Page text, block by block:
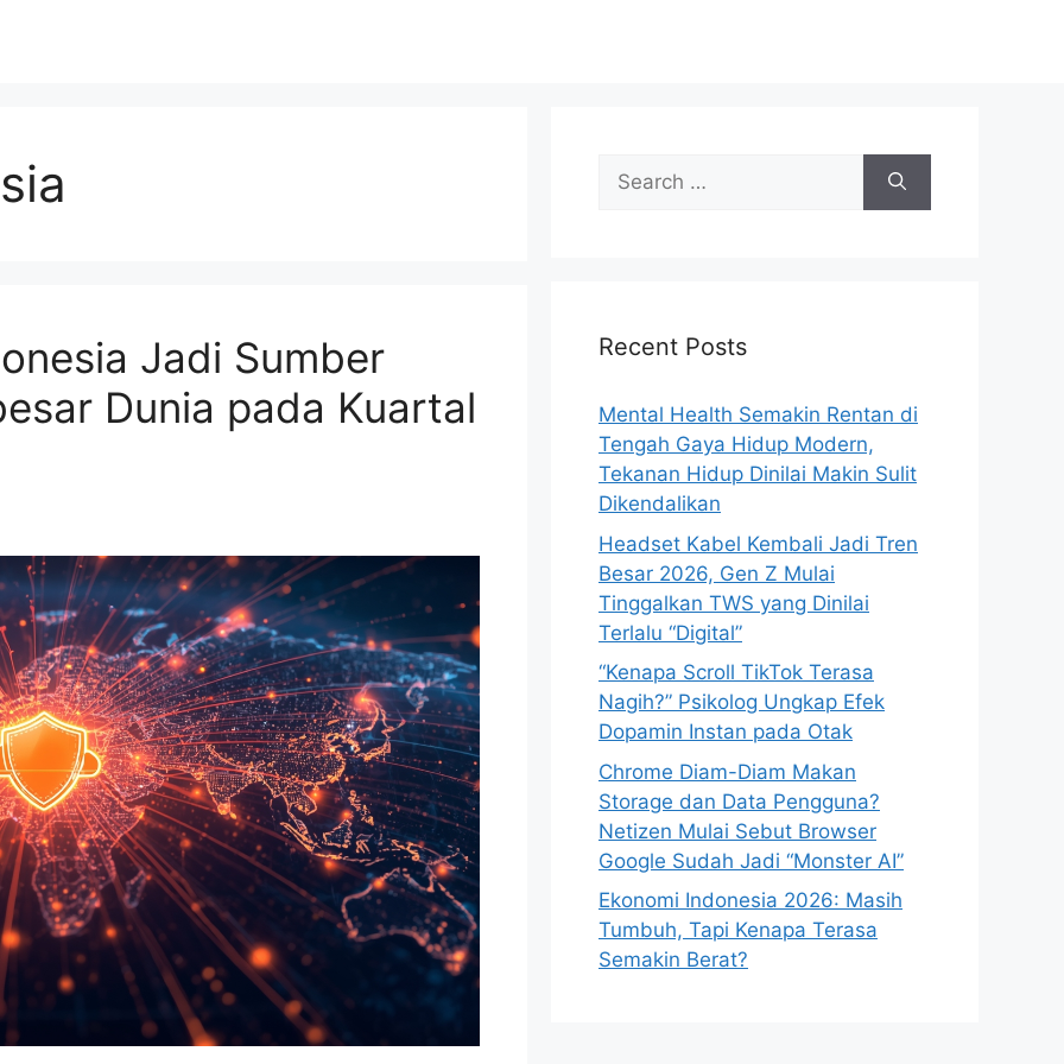
Jadi Sumber
Dunia pada Kuartal
f
r
:
Recent Posts
Mental Health Semakin Rentan di
Tengah Gaya Hidup Modern,
Tekanan Hidup Dinilai Makin Sulit
Dikendalikan
Headset Kabel Kembali Jadi Tren
Besar 2026, Gen Z Mulai
Tinggalkan TWS yang Dinilai
Terlalu “Digital”
“Kenapa Scroll TikTok Terasa
Nagih?” Psikolog Ungkap Efek
Dopamin Instan pada Otak
Chrome Diam-Diam Makan
Storage dan Data Pengguna?
Netizen Mulai Sebut Browser
Google Sudah Jadi “Monster AI”
Ekonomi Indonesia 2026: Masih
Tumbuh, Tapi Kenapa Terasa
Semakin Berat?